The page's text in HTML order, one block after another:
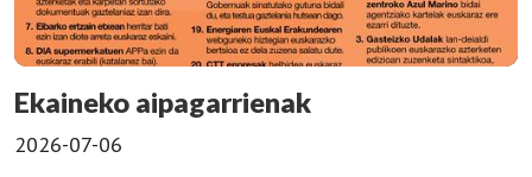
Ekaineko aipagarrienak
2026-07-06